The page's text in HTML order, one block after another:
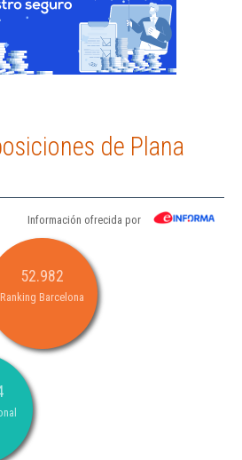
de Plana
Información ofrecida por
52.982
Ranking Barcelona